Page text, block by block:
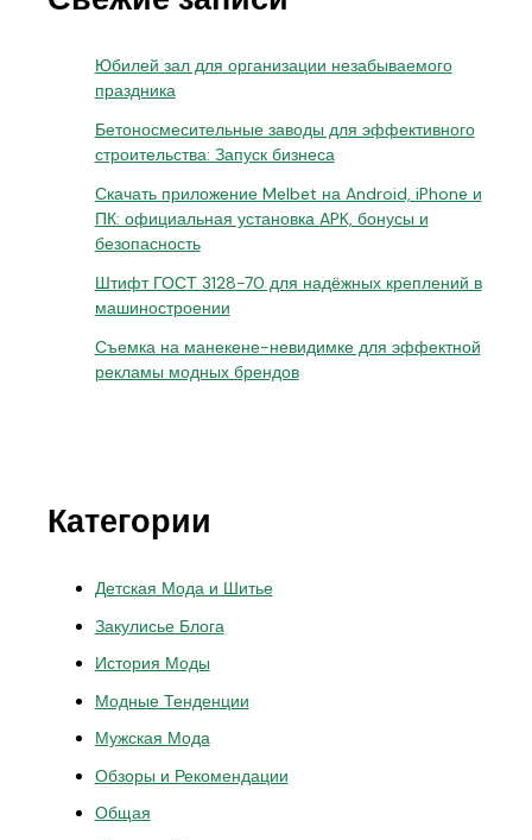
Юбилей зал для организации незабываемого
праздника
Бетоносмесительные заводы для эффективного
строительства: Запуск бизнеса
Скачать приложение Melbet на Android, iPhone и
ПК: официальная установка APK, бонусы и
безопасность
Штифт ГОСТ 3128-70 для надёжных креплений в
машиностроении
Съемка на манекене-невидимке для эффектной
рекламы модных брендов
Категории
Детская Мода и Шитье
Закулисье Блога
История Моды
Модные Тенденции
Мужская Мода
Обзоры и Рекомендации
Общая